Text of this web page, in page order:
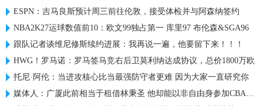
ESPN：吉马良斯预计周三前往伦敦，接受体检并与阿森纳签约
NBA2K27运球数值前10：欧文99独占第一 库里97 布伦森&SGA96
跟队记者谈维尼修斯续约进展：我再说一遍，他要留下来！！！
HWG！罗马诺：罗马签马竞右后卫莫利纳达成协议，总价1800万欧
托尼·阿伦：当进攻核心比当最强防守者更难 因为大家一直研究你
媒体人：广厦此前相当于租借林秉圣 他却能以非自由身参加CBA选秀